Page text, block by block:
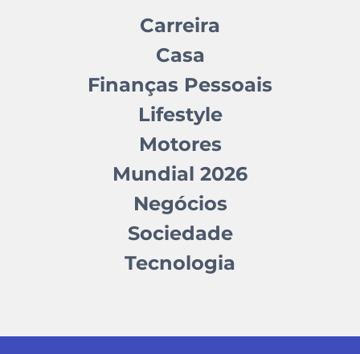
Carreira
Casa
Finanças Pessoais
Lifestyle
Motores
Mundial 2026
Negócios
Sociedade
Tecnologia